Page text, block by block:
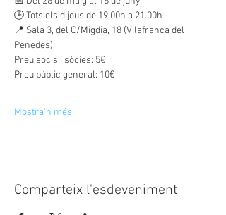
🕒 Tots els dijous de 19.00h a 21.00h
📍 Sala 3, del C/Migdia, 18 (Vilafranca del
Penedès)
Preu socis i sòcies: 5€
Preu públic general: 10€
Mostra'n més
Comparteix l'esdeveniment